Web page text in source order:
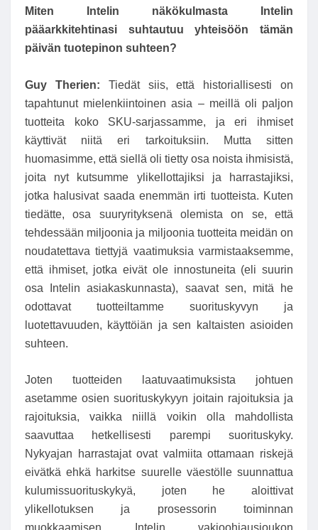
Miten Intelin näkökulmasta Intelin
pääarkkitehtinasi suhtautuu yhteisöön tämän
päivän tuotepinon suhteen?
Guy Therien: Tiedät siis, että historiallisesti on
tapahtunut mielenkiintoinen asia – meillä oli paljon
tuotteita koko SKU-sarjassamme, ja eri ihmiset
käyttivät niitä eri tarkoituksiin. Mutta sitten
huomasimme, että siellä oli tietty osa noista ihmisistä,
joita nyt kutsumme ylikellottajiksi ja harrastajiksi,
jotka halusivat saada enemmän irti tuotteista. Kuten
tiedätte, osa suuryrityksenä olemista on se, että
tehdessään miljoonia ja miljoonia tuotteita meidän on
noudatettava tiettyjä vaatimuksia varmistaaksemme,
että ihmiset, jotka eivät ole innostuneita (eli suurin
osa Intelin asiakaskunnasta), saavat sen, mitä he
odottavat tuotteiltamme suorituskyvyn ja
luotettavuuden, käyttöiän ja sen kaltaisten asioiden
suhteen.
Joten tuotteiden laatuvaatimuksista johtuen
asetamme osien suorituskykyyn joitain rajoituksia ja
rajoituksia, vaikka niillä voikin olla mahdollista
saavuttaa hetkellisesti parempi suorituskyky.
Nykyajan harrastajat ovat valmiita ottamaan riskejä
eivätkä ehkä harkitse suurelle väestölle suunnattua
kulumissuorituskykyä, joten he aloittivat
ylikellotuksen ja prosessorin toiminnan